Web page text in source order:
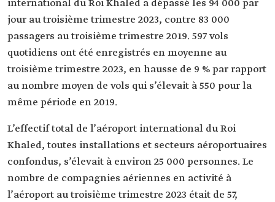
international du Roi Khaled a dépassé les 94 000 par
jour au troisième trimestre 2023, contre 83 000
passagers au troisième trimestre 2019. 597 vols
quotidiens ont été enregistrés en moyenne au
troisième trimestre 2023, en hausse de 9 % par rapport
au nombre moyen de vols qui s’élevait à 550 pour la
même période en 2019.
L’effectif total de l’aéroport international du Roi
Khaled, toutes installations et secteurs aéroportuaires
confondus, s’élevait à environ 25 000 personnes. Le
nombre de compagnies aériennes en activité à
l’aéroport au troisième trimestre 2023 était de 57,